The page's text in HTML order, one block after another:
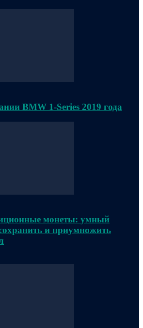
BMW 1-Series 2019 года
монеты: умный
и приумножить